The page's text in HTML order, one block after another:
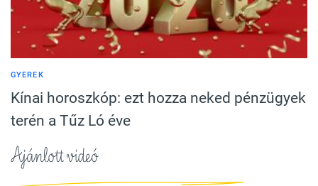
GYEREK
Kínai horoszkóp: ezt hozza neked pénzügyek
terén a Tűz Ló éve
Ajánlott videó